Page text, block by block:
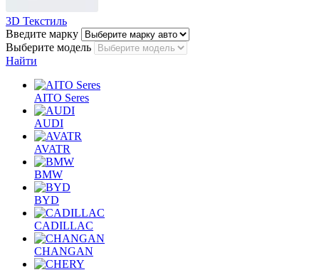
3D Текстиль
Введите марку
Выберите модель
Найти
AITO Seres
AUDI
AVATR
BMW
BYD
CADILLAC
CHANGAN